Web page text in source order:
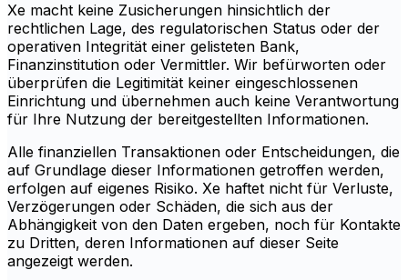
Xe macht keine Zusicherungen hinsichtlich der
rechtlichen Lage, des regulatorischen Status oder der
operativen Integrität einer gelisteten Bank,
Finanzinstitution oder Vermittler. Wir befürworten oder
überprüfen die Legitimität keiner eingeschlossenen
Einrichtung und übernehmen auch keine Verantwortung
für Ihre Nutzung der bereitgestellten Informationen.
Alle finanziellen Transaktionen oder Entscheidungen, die
auf Grundlage dieser Informationen getroffen werden,
erfolgen auf eigenes Risiko. Xe haftet nicht für Verluste,
Verzögerungen oder Schäden, die sich aus der
Abhängigkeit von den Daten ergeben, noch für Kontakte
zu Dritten, deren Informationen auf dieser Seite
angezeigt werden.